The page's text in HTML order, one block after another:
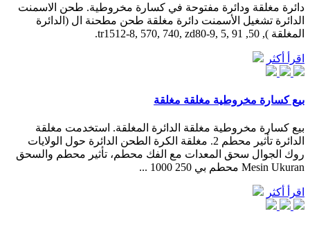
دائرة مغلقة ودائرة مفتوحة في كسارة مخروطية. طحن الاسمنت
الدائرة تشغيل الأسمنت دائرة مغلقة طحن مطحنة ال (الدائرة
المغلقة ), 50, tr1512-8, 570, 740, zd80-9, 5, 91.
اقرأ أكثر
بيع كسارة مخروطية مغلقة مغلقة
بيع كسارة مخروطية مغلقة الدائرة المغلقة. استخدمت مغلقة
الدائرة تأثير محطم 2. مغلقة الكرة الطحن الدائرة حول الولايات
روك الجوال سحق المعدات مع الفك محطم، تأثير محطم والسحق
Mesin Ukuran محطم بي 250 1000 ...
اقرأ أكثر